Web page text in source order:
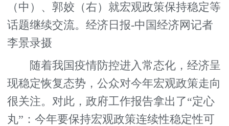
（中）、郭姣（右）就宏观政策保持稳定等
话题继续交流。经济日报-中国经济网记者
李景录摄
随着我国疫情防控进入常态化，经济呈
现稳定恢复态势，公众对今年宏观政策走向
很关注。对此，政府工作报告拿出了“定心
丸”：今年要保持宏观政策连续性稳定性可